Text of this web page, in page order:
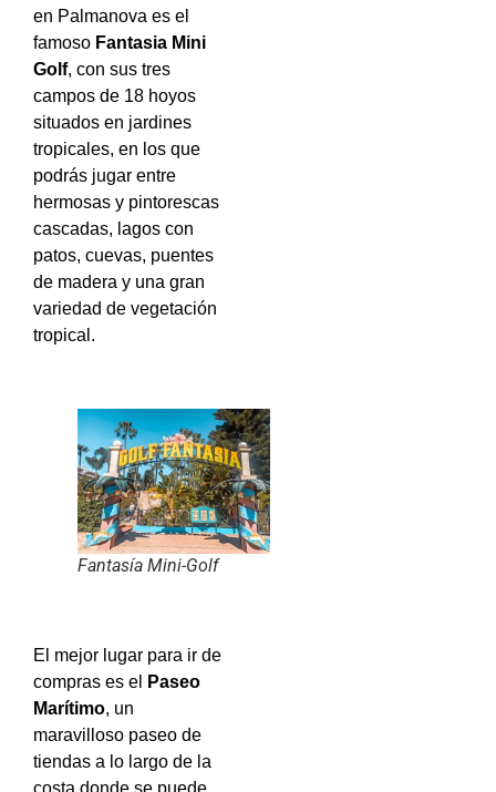
en Palmanova es el
famoso Fantasia Mini
Golf, con sus tres
campos de 18 hoyos
situados en jardines
tropicales, en los que
podrás jugar entre
hermosas y pintorescas
cascadas, lagos con
patos, cuevas, puentes
de madera y una gran
variedad de vegetación
tropical.
Fantasía Mini-Golf
El mejor lugar para ir de
compras es el
Paseo
Marítimo, un
maravilloso paseo de
tiendas a lo largo de la
costa donde se puede